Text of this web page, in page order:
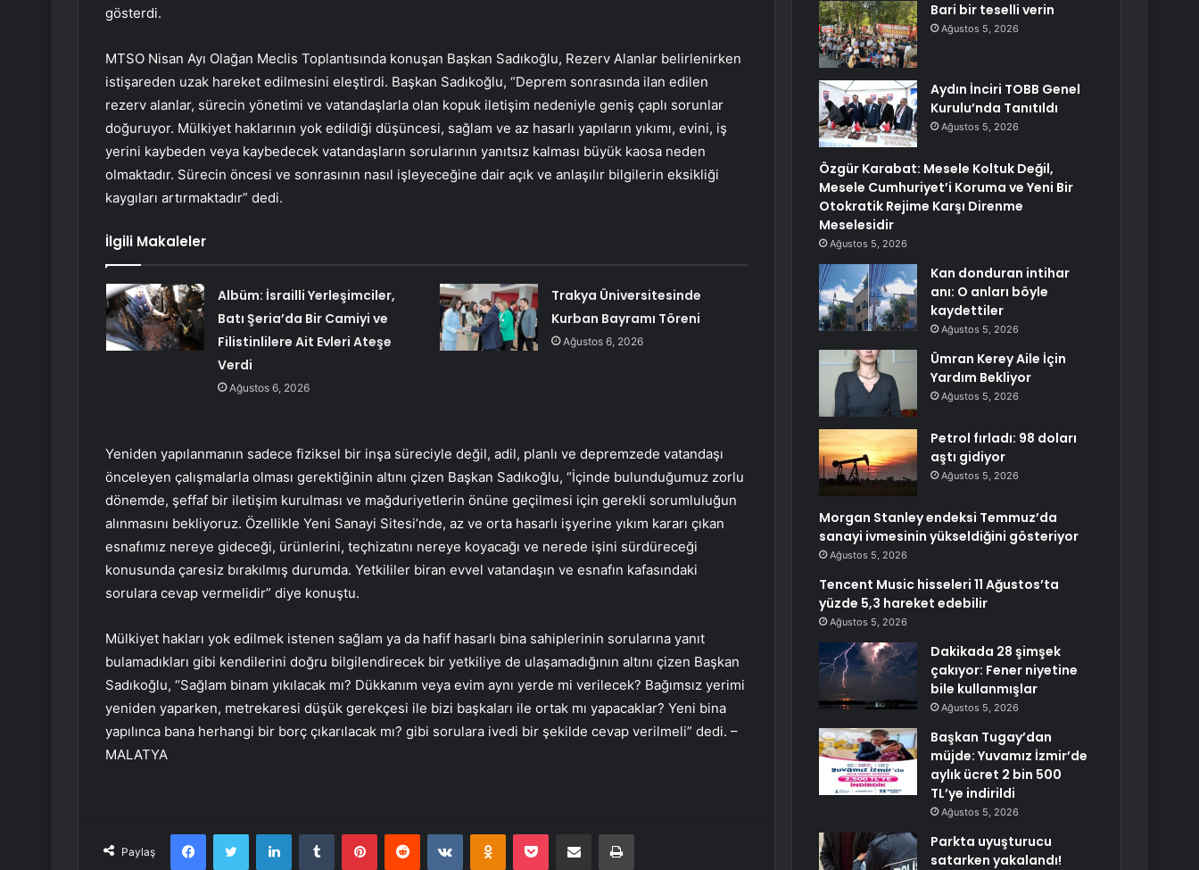
gösterdi.
MTSO Nisan Ayı Olağan Meclis Toplantısında konuşan Başkan Sadıkoğlu, Rezerv Alanlar belirlenirken
istişareden uzak hareket edilmesini eleştirdi. Başkan Sadıkoğlu, “Deprem sonrasında ilan edilen
rezerv alanlar, sürecin yönetimi ve vatandaşlarla olan kopuk iletişim nedeniyle geniş çaplı sorunlar
doğuruyor. Mülkiyet haklarının yok edildiği düşüncesi, sağlam ve az hasarlı yapıların yıkımı, evini, iş
yerini kaybeden veya kaybedecek vatandaşların sorularının yanıtsız kalması büyük kaosa neden
olmaktadır. Sürecin öncesi ve sonrasının nasıl işleyeceğine dair açık ve anlaşılır bilgilerin eksikliği
kaygıları artırmaktadır” dedi.
İlgili Makaleler
Albüm: İsrailli Yerleşimciler,
Batı Şeria’da Bir Camiyi ve
Filistinlilere Ait Evleri Ateşe
Verdi
Ağustos 6, 2026
Trakya Üniversitesinde
Kurban Bayramı Töreni
Ağustos 6, 2026
Yeniden yapılanmanın sadece fiziksel bir inşa süreciyle değil, adil, planlı ve depremzede vatandaşı
önceleyen çalışmalarla olması gerektiğinin altını çizen Başkan Sadıkoğlu, “İçinde bulunduğumuz zorlu
dönemde, şeffaf bir iletişim kurulması ve mağduriyetlerin önüne geçilmesi için gerekli sorumluluğun
alınmasını bekliyoruz. Özellikle Yeni Sanayi Sitesi’nde, az ve orta hasarlı işyerine yıkım kararı çıkan
esnafımız nereye gideceği, ürünlerini, teçhizatını nereye koyacağı ve nerede işini sürdüreceği
konusunda çaresiz bırakılmış durumda. Yetkililer biran evvel vatandaşın ve esnafın kafasındaki
sorulara cevap vermelidir” diye konuştu.
Mülkiyet hakları yok edilmek istenen sağlam ya da hafif hasarlı bina sahiplerinin sorularına yanıt
bulamadıkları gibi kendilerini doğru bilgilendirecek bir yetkiliye de ulaşamadığının altını çizen Başkan
Sadıkoğlu, “Sağlam binam yıkılacak mı? Dükkanım veya evim aynı yerde mi verilecek? Bağımsız yerimi
yeniden yaparken, metrekaresi düşük gerekçesi ile bizi başkaları ile ortak mı yapacaklar? Yeni bina
yapılınca bana herhangi bir borç çıkarılacak mı? gibi sorulara ivedi bir şekilde cevap verilmeli” dedi. –
MALATYA
Paylaş
FacebookTwitter LinkedInTumblr PinterestReddit VKontakteOdnoklassniki
Pocket E-Posta ile paylaş Yazdır
Bari bir teselli verin
Ağustos 5, 2026
Aydın İnciri TOBB Genel
Kurulu’nda Tanıtıldı
Ağustos 5, 2026
Özgür Karabat: Mesele Koltuk Değil,
Mesele Cumhuriyet’i Koruma ve Yeni Bir
Otokratik Rejime Karşı Direnme
Meselesidir
Ağustos 5, 2026
Kan donduran intihar
anı: O anları böyle
kaydettiler
Ağustos 5, 2026
Ümran Kerey Aile İçin
Yardım Bekliyor
Ağustos 5, 2026
Petrol fırladı: 98 doları
aştı gidiyor
Ağustos 5, 2026
Morgan Stanley endeksi Temmuz’da
sanayi ivmesinin yükseldiğini gösteriyor
Ağustos 5, 2026
Tencent Music hisseleri 11 Ağustos’ta
yüzde 5,3 hareket edebilir
Ağustos 5, 2026
Dakikada 28 şimşek
çakıyor: Fener niyetine
bile kullanmışlar
Ağustos 5, 2026
Başkan Tugay’dan
müjde: Yuvamız İzmir’de
aylık ücret 2 bin 500
TL’ye indirildi
Ağustos 5, 2026
Parkta uyuşturucu
satarken yakalandı!